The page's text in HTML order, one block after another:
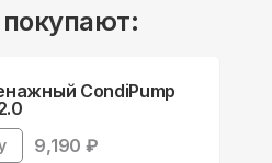
CondiPump
9,190 ₽